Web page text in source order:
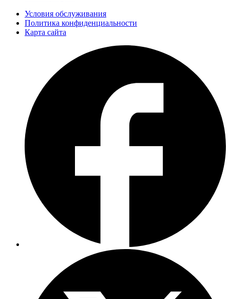
Условия обслуживания
Политика конфиденциальности
Карта сайта